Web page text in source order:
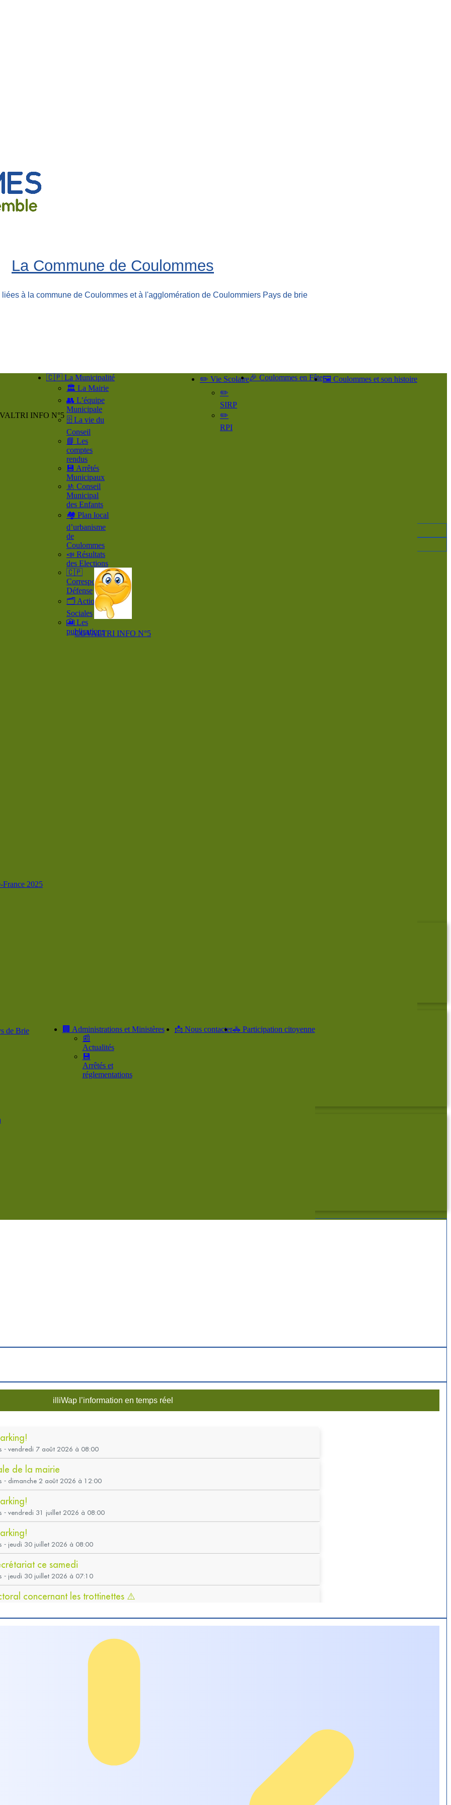
La Commune de Coulommes
à la commune de Coulommes et à l'agglomération de Coulommiers Pays de brie
🇨🇵 La Municipalité
🏛️ La Mairie
👥​ L’équipe
Municipale
🗄️ La vie du
Conseil
📘 Les
comptes
rendus
💾 Arrêtés
Municipaux
🚸 Conseil
Municipal
des Enfants
🏘️ Plan local
d’urbanisme
de
Coulommes
📣 Résultats
des Elections
🇨🇵
Correspondant
Défense
🗂️ Actions
Sociales
🎦 Les
publications
✏️ Vie Scolaire
✏️
SIRP
✏️
RPI
🎉 Coulommes en Fête🖼️ Coulommes et son histoire
de Brie
🏢 Administrations et Ministères
📰
Actualités
💾
Arrêtés et
réglementations
📩 Nous contacter🚓 Participation citoyenne
INFO N°5
COVALTRI INFO N°5
France 2025
illiWap l’information en temps réel